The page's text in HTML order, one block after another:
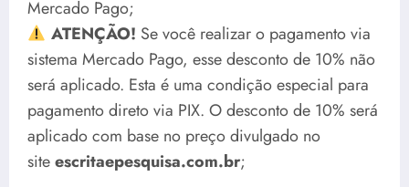
Mercado Pago;
ATENÇÃO! Se você realizar o pagamento via
sistema Mercado Pago, esse desconto de 10% não
será aplicado. Esta é uma condição especial para
pagamento direto via PIX. O desconto de 10% será
aplicado com base no preço divulgado no
siteescritaepesquisa.com.br;